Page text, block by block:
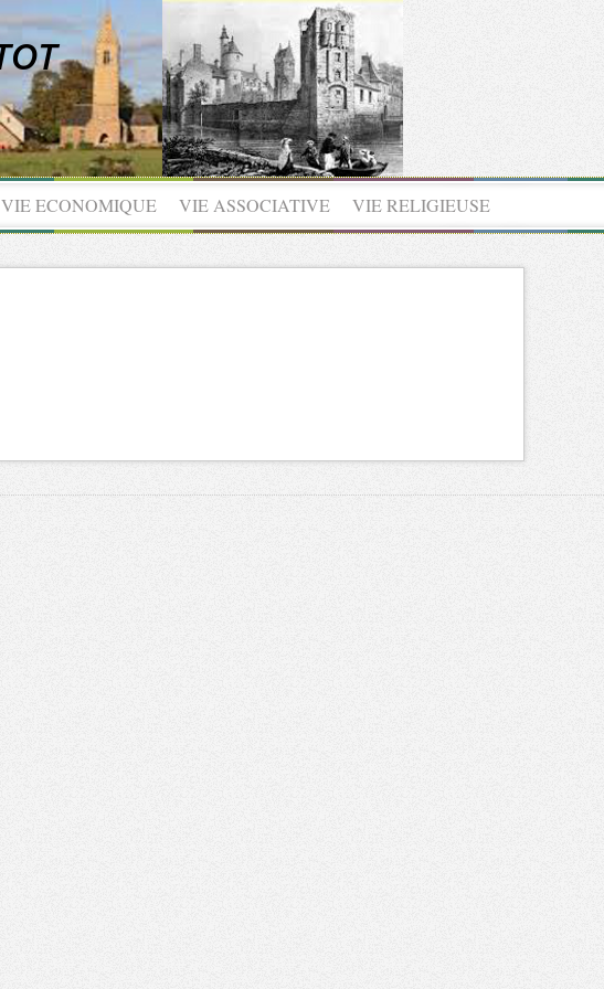
VIE ECONOMIQUE VIE ASSOCIATIVE VIE RELIGIEUSE